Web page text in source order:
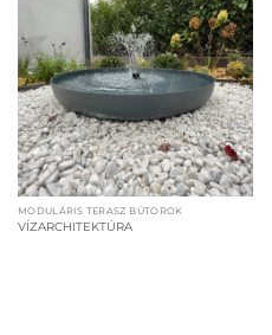
MODULÁRIS TERASZ BÚTOROK
VÍZARCHITEKTÚRA